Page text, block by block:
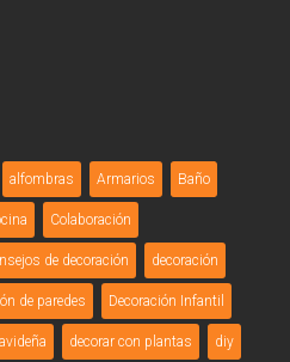
alfombras Armarios Baño
Colaboración
de decoración decoración
de paredes Decoración Infantil
decorar con plantas diy